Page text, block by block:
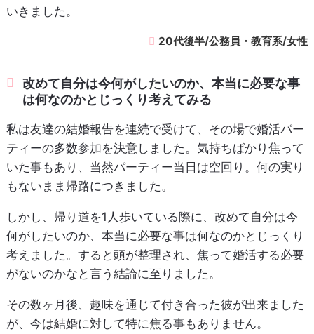
いきました。
20代後半/公務員・教育系/女性
改めて自分は今何がしたいのか、本当に必要な事
は何なのかとじっくり考えてみる
私は友達の結婚報告を連続で受けて、その場で婚活パー
ティーの多数参加を決意しました。気持ちばかり焦って
いた事もあり、当然パーティー当日は空回り。何の実り
もないまま帰路につきました。
しかし、帰り道を1人歩いている際に、改めて自分は今
何がしたいのか、本当に必要な事は何なのかとじっくり
考えました。すると頭が整理され、焦って婚活する必要
がないのかなと言う結論に至りました。
その数ヶ月後、趣味を通じて付き合った彼が出来ました
が、今は結婚に対して特に焦る事もありません。